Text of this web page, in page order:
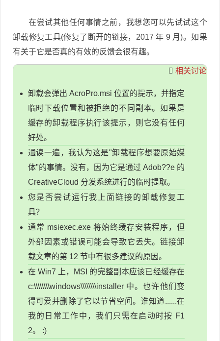
在尝试其他任何事情之前，我想您可以先试试这个
卸载修复工具(修复了断开的链接，2017 年 9 月)。如果
有关于它是否真的有效的反馈会很有趣。
相关讨论
卸载会弹出 AcroPro.msi 位置的提示，并指定
临时下载位置和被拒绝的不同副本。如果是
缓存的卸载程序执行该提示，则它没有任何
好处。
通读一遍，我认为这是"卸载程序想要原始媒
体"的事情。没有，因为它是通过 Adob??e 的
CreativeCloud 分发系统进行的临时提取。
您是否尝试运行我上面链接的卸载修复工
具？
通常 msiexec.exe 将始终缓存安装程序，但
外部因素或错误可能会导致它丢失。链接卸
载文章的第 12 节中有很多建议的原因。
在 Win7 上，MSI 的完整副本应该已经缓存在
c:\\\\\\\\windows\\\\\\\\installer 中。也许他们变
得可爱并删除了它以节省空间。谁知道......在
我的日常工作中，我们只需在启动时按 F1
2。 :)